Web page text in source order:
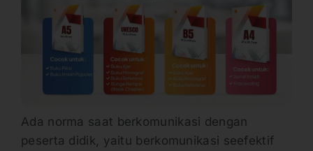
Ada norma saat berkomunikasi dengan
peserta didik, yaitu berkomunikasi seefektif